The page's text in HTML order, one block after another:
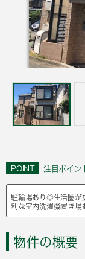
POINT 注目ポイン
駐輪場あり◎生活圏が
利な室内洗濯機置き
物件の概要